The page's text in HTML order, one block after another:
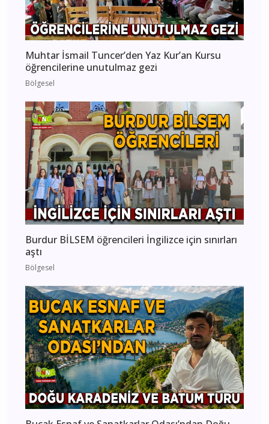
Muhtar İsmail Tuncer’den Yaz Kur’an Kursu
öğrencilerine unutulmaz gezi
Bölgesel
Burdur BİLSEM öğrencileri İngilizce için sınırları
aştı
Bölgesel